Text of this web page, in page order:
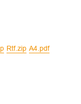
rtf.zip
a4.pdf